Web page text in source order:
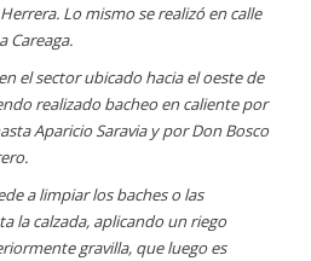
Lo mismo se realizó en calle
Careaga.
el sector ubicado hacia el oeste de
realizado bacheo en caliente por
Aparicio Saravia y por Don Bosco
a limpiar los baches o las
la calzada, aplicando un riego
gravilla, que luego es